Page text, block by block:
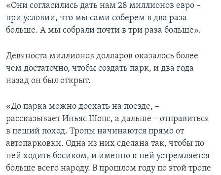
«Они согласились дать нам 28 миллионов евро –
при условии, что мы сами соберем в два раза
больше. А мы собрали почти в три раза больше».
Девяноста миллионов долларов оказалось более
чем достаточно, чтобы создать парк, и два года
назад он был открыт.
«До парка можно доехать на поезде, –
рассказывает Иньяс Шопс, а дальше – отправиться
в пеший поход. Тропы начинаются прямо от
автопарковки. Одна из них сделана так, чтобы по
ней ходить босиком, и именно к ней устремляется
больше всего народу. В прошлом году по этой тропе